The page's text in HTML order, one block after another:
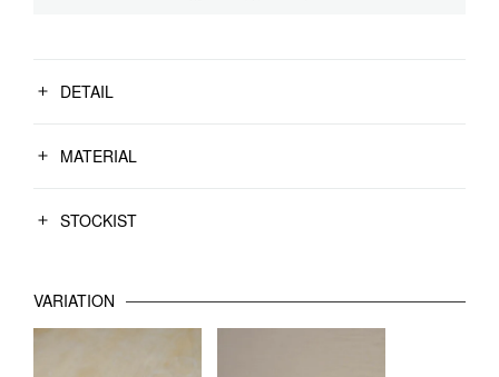
DETAIL
MATERIAL
STOCKIST
VARIATION